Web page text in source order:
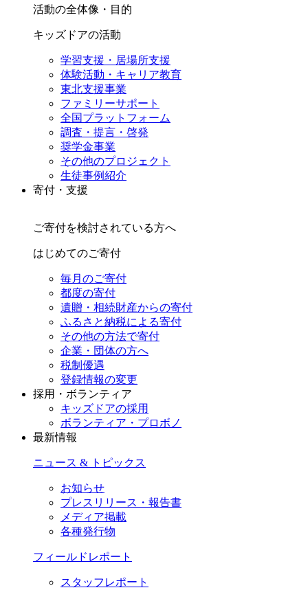
活動の全体像・目的
キッズドアの活動
学習支援・居場所支援
体験活動・キャリア教育
東北支援事業
ファミリーサポート
全国プラットフォーム
調査・提言・啓発
奨学金事業
その他のプロジェクト
生徒事例紹介
寄付・支援
ご寄付を検討されている方へ
はじめてのご寄付
毎月のご寄付
都度の寄付
遺贈・相続財産からの寄付
ふるさと納税による寄付
その他の方法で寄付
企業・団体の方へ
税制優遇
登録情報の変更
採用・ボランティア
キッズドアの採用
ボランティア・プロボノ
最新情報
ニュース & トピックス
お知らせ
プレスリリース・報告書
メディア掲載
各種発行物
フィールドレポート
スタッフレポート